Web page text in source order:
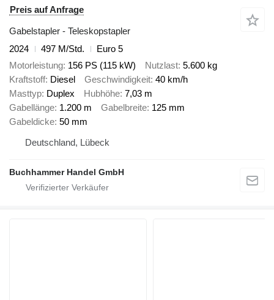
Preis auf Anfrage
Gabelstapler - Teleskopstapler
2024
497 M/Std.
Euro 5
Motorleistung 156 PS (115 kW) Nutzlast 5.600 kg
Kraftstoff Diesel Geschwindigkeit 40 km/h
Masttyp Duplex Hubhöhe 7,03 m
Gabellänge 1.200 m Gabelbreite 125 mm
Gabeldicke 50 mm
Deutschland, Lübeck
Buchhammer Handel GmbH